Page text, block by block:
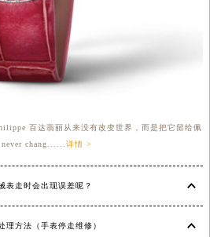
百达翡丽从来没有改变世界，而是把它留给佩
chang......详情 >
表走时会出现误差呢？
理方法（手表停走维修）